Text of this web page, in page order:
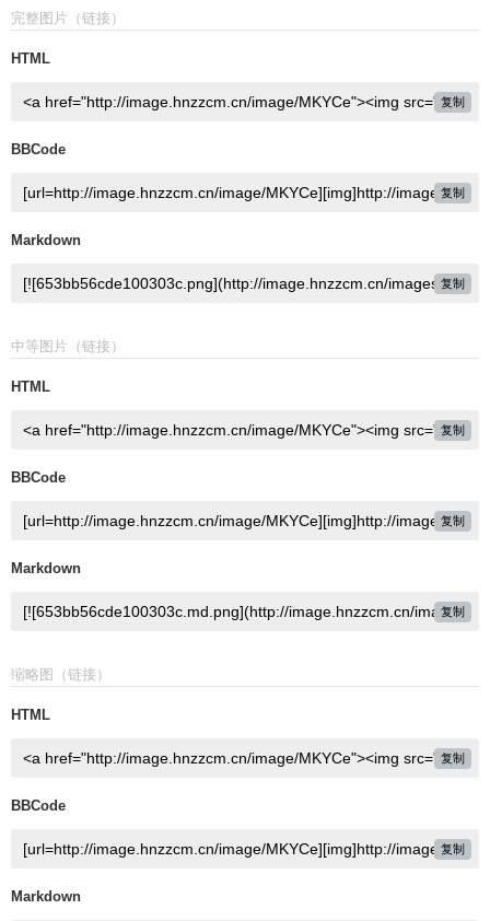
完整图片（链接）
HTML
复制
BBCode
复制
Markdown
复制
中等图片（链接）
HTML
复制
BBCode
复制
Markdown
复制
缩略图（链接）
HTML
复制
BBCode
复制
Markdown